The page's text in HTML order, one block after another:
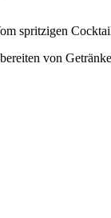
spritzigen
von